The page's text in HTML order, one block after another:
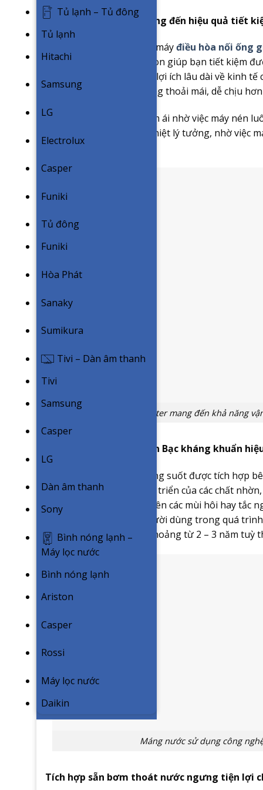
Tủ lạnh – Tủ đông
Tủ lạnh
Hitachi
Samsung
LG
Electrolux
Casper
Funiki
Tủ đông
Funiki
Hòa Phát
Sanaky
Sumikura
Tivi – Dàn âm thanh
Tivi
Samsung
Casper
LG
Dàn âm thanh
Sony
Bình nóng lạnh –
Máy lọc nước
Bình nóng lạnh
Ariston
Casper
Rossi
Máy lọc nước
Daikin
Công nghệ Inverter mang đến hiệu quả tiết
Công nghệ Inverter trên máyđiều hòa nối ống
điện năng vượt trội mà còn giúp bạn tiết kiệm
Không những mang đến lợi ích lâu dài về kinh
một trải nghiệm cuộc sống thoải mái, dễ chịu
– Khả năng hoạt động êm ái nhờ việc máy nén
– Khả năng duy trì nên nhiệt lý tưởng, nhờ việc
mức tải.
Động cơ inverter mang đến khả năng
Máng nước hợp chất ion Bạc kháng khuẩn
Đầu nối ống nước xả trong suốt được tích hợp
dụng ngăn ngừa sự phát triển của các chất
nguyên nhân chính tạo nên các mùi hôi hay tắc
nhiều sự bất tiện cho người dùng trong quá
bạc sẽ dao động trong khoảng từ 2 – 3 năm tuỳ
Máng nước sử dụng công
Tích hợp sẵn bơm thoát nước ngưng tiện lợi